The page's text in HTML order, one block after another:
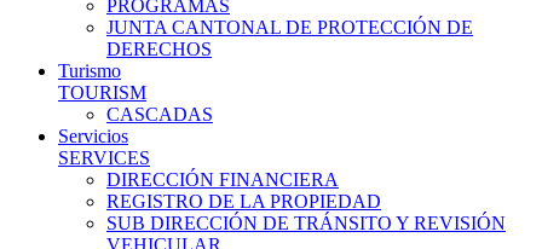
PROGRAMAS
JUNTA CANTONAL DE PROTECCIÓN DE
DERECHOS
Turismo
TOURISM
CASCADAS
Servicios
SERVICES
DIRECCIÓN FINANCIERA
REGISTRO DE LA PROPIEDAD
SUB DIRECCIÓN DE TRÁNSITO Y REVISIÓN
VEHICULAR